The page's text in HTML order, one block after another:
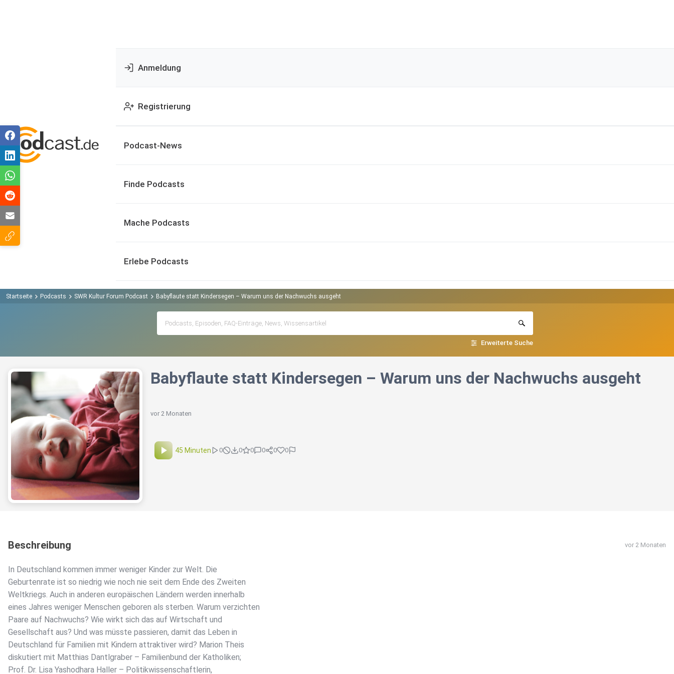
Anmeldung
Registrierung
Podcast-News
Finde Podcasts
Mache Podcasts
Erlebe Podcasts
Startseite Podcasts SWR Kultur Forum Podcast Babyflaute statt Kindersegen – Warum uns der Nachwuchs ausgeht
Erweiterte Suche
Babyflaute statt Kindersegen – Warum uns der Nachwuchs ausgeht
vor 2 Monaten
45 Minuten 0 0 0 0 0 0
Beschreibung vor 2 Monaten
In Deutschland kommen immer weniger Kinder zur Welt. Die
Geburtenrate ist so niedrig wie noch nie seit dem Ende des Zweiten
Weltkriegs. Auch in anderen europäischen Ländern werden innerhalb
eines Jahres weniger Menschen geboren als sterben. Warum verzichten
Paare auf Nachwuchs? Wie wirkt sich das auf Wirtschaft und
Gesellschaft aus? Und was müsste passieren, damit das Leben in
Deutschland für Familien mit Kindern attraktiver wird? Marion Theis
diskutiert mit Matthias Dantlgraber – Familienbund der Katholiken;
Prof. Dr. Lisa Yashodhara Haller – Politikwissenschaftlerin,